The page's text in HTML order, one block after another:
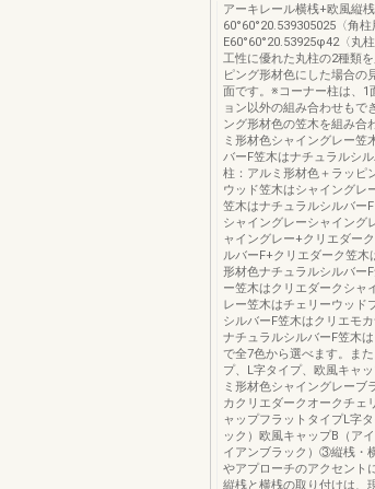
アーキレール横桟+欧風縦
60°60°20.539305025〈角
E60°60°20.53925φ42〈丸
工性に優れた丸柱の2種類
ピング形材色にした場合の
面です。※コーナー柱は、1
ョン以外の組み合わせもで
ング形材色の笠木を組み合
ミ形材色シャイングレー笠
バーF笠木はナチュラルシ
柱：アルミ形材色＋ラッピ
ウッド笠木はシャイングレ
笠木はナチュラルシルバー
シャイングレーシャイング
ャイングレー+クリエダー
ルバーF+クリエダーク笠木
形材色ナチュラルシルバー
ー笠木はクリエダークシャ
レー笠木はチェリーウッド
シルバーF笠木はクリエモ
ナチュラルシルバーF笠木
で全7色から選べます。ま
プ、L字タイプ、欧風キャ
ミ形材色シャイングレーブ
カクリエダークオークチェ
ャップフラットタイプL字
ック）欧風キャップB（ア
イアンブラック）③縦桟・
やアプローチのアクセント
縦桟と横桟の取り付けは、